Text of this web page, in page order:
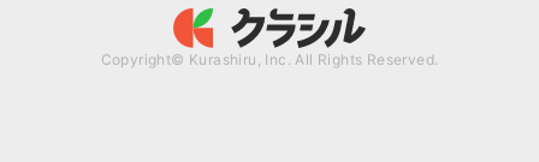
Copyright© Kurashiru, Inc. All Rights Reserved.